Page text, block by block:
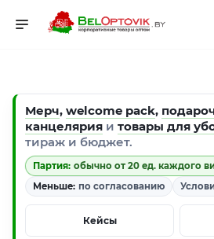
Мерч, welcome pack,
канцелярия и товары для
тираж и бюджет.
Партия: обычно от 20 ед. каждого
Меньше: по согласованию
Кейсы